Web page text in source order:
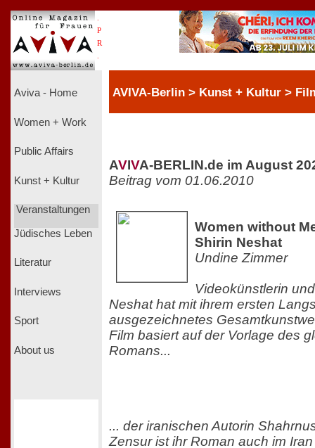
P
R
Aviva - Home
Women + Work
Public Affairs
Kunst + Kultur
Veranstaltungen
Jüdisches Leben
Literatur
Interviews
Sport
About us
AVIVA-Berlin > Kunst + Kultur >
AVIVA-BERLIN.de im August
Beitrag vom 01.06.2010
Women without
Shirin Neshat
Undine Zimmer
Videokünstlerin
Neshat hat mit ihrem ersten
ausgezeichnetes
Film basiert auf der Vorlage des
Romans...
... der iranischen Autorin
Zensur ist ihr Roman auch im